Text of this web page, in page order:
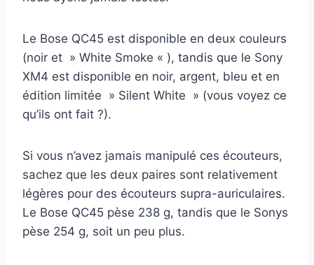
Le Bose QC45 est disponible en deux couleurs
(noir et » White Smoke « ), tandis que le Sony
XM4 est disponible en noir, argent, bleu et en
édition limitée » Silent White » (vous voyez ce
qu’ils ont fait ?).
Si vous n’avez jamais manipulé ces écouteurs,
sachez que les deux paires sont relativement
légères pour des écouteurs supra-auriculaires.
Le Bose QC45 pèse 238 g, tandis que le Sonys
pèse 254 g, soit un peu plus.